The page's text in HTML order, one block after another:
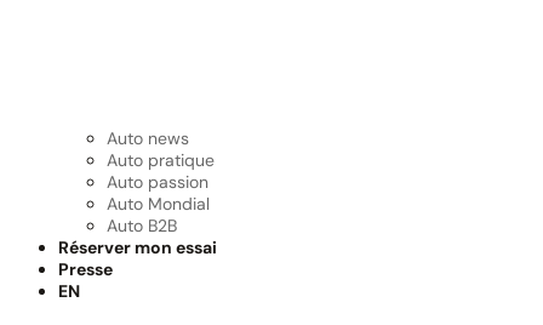
Auto news
Auto pratique
Auto passion
Auto Mondial
Auto B2B
Réserver mon essai
Presse
EN